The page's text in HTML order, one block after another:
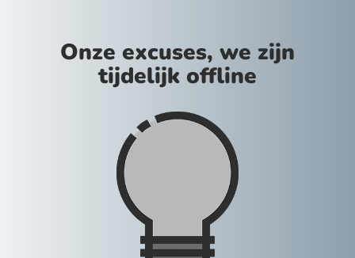
Onze excuses, we zijn
tijdelijk offline